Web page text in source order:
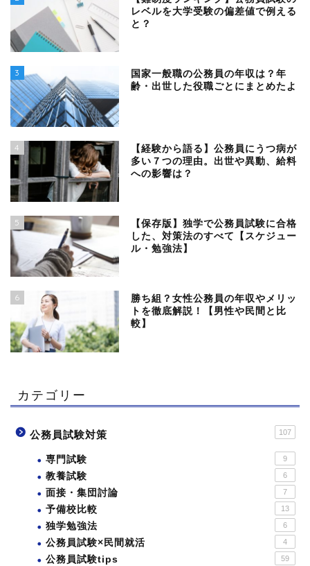
レベルを大学受験の偏差値で例える
と？
3
国家一般職の公務員の年収は？年
齢・出世した役職ごとにまとめたよ
4
【経験から語る】公務員にうつ病が
多い７つの理由。出世や異動、給料
への影響は？
5
【保存版】独学で公務員試験に合格
した、対策法のすべて【スケジュー
ル・勉強法】
6
勝ち組？女性公務員の年収やメリッ
トを徹底解説！【男性や民間と比
較】
カテゴリー
公務員試験対策 107
専門試験 9
教養試験 6
面接・集団討論 7
予備校比較 13
独学勉強法 6
公務員試験×民間就活 4
公務員試験tips 59